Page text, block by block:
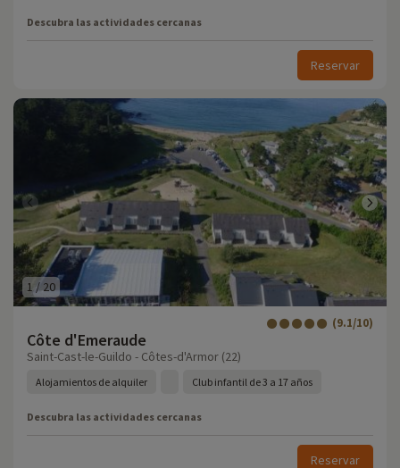
Descubra las actividades cercanas
Reservar
1 /20
Côte d'Emeraude
(9.1/10)
Saint-Cast-le-Guildo - Côtes-d'Armor (22)
Alojamientos de alquiler Club infantil de 3 a 17 años
Descubra las actividades cercanas
Reservar